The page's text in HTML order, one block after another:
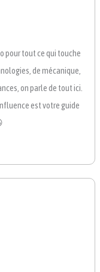
pour tout ce qui touche
de mécanique,
on parle de tout ici.
est votre guide